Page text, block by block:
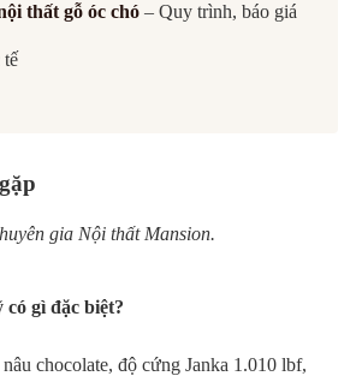
thất gỗ óc chó– Quy trình, báo giá
tế
gia Nội thất Mansion.
có gì đặc biệt?
chocolate, độ cứng Janka 1.010 lbf,